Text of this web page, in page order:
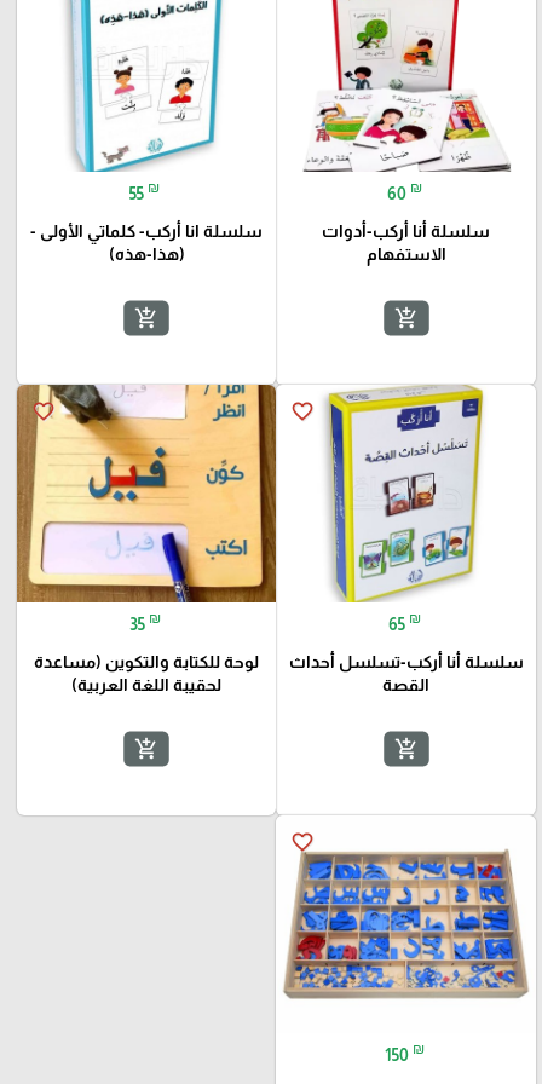
60 ₪
سلسلة أنا أركب-أدوات
الاستفهام
add_shopping_cart
55 ₪
سلسلة انا أركب- كلماتي الأولى -
(هذا-هذه)
add_shopping_cart
favorite_border
65 ₪
سلسلة أنا أركب-تسلسل أحداث
القصة
add_shopping_cart
favorite_border
35 ₪
لوحة للكتابة والتكوين (مساعدة
لحقيبة اللغة العربية)
add_shopping_cart
favorite_border
150 ₪